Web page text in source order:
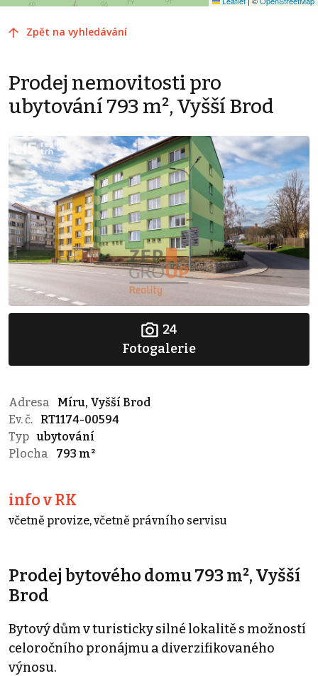
Zpět na vyhledávání
Prodej nemovitosti pro
ubytování 793 m², Vyšší Brod
24
Fotogalerie
Adresa
Míru, Vyšší Brod
Ev. č.
RT1174-00594
Typ ubytování
Plocha
793 m²
info v RK
včetně provize, včetně právního servisu
Prodej bytového domu 793 m², Vyšší
Brod
Bytový dům v turisticky silné lokalitě s možností
celoročního pronájmu a diverzifikovaného
výnosu.